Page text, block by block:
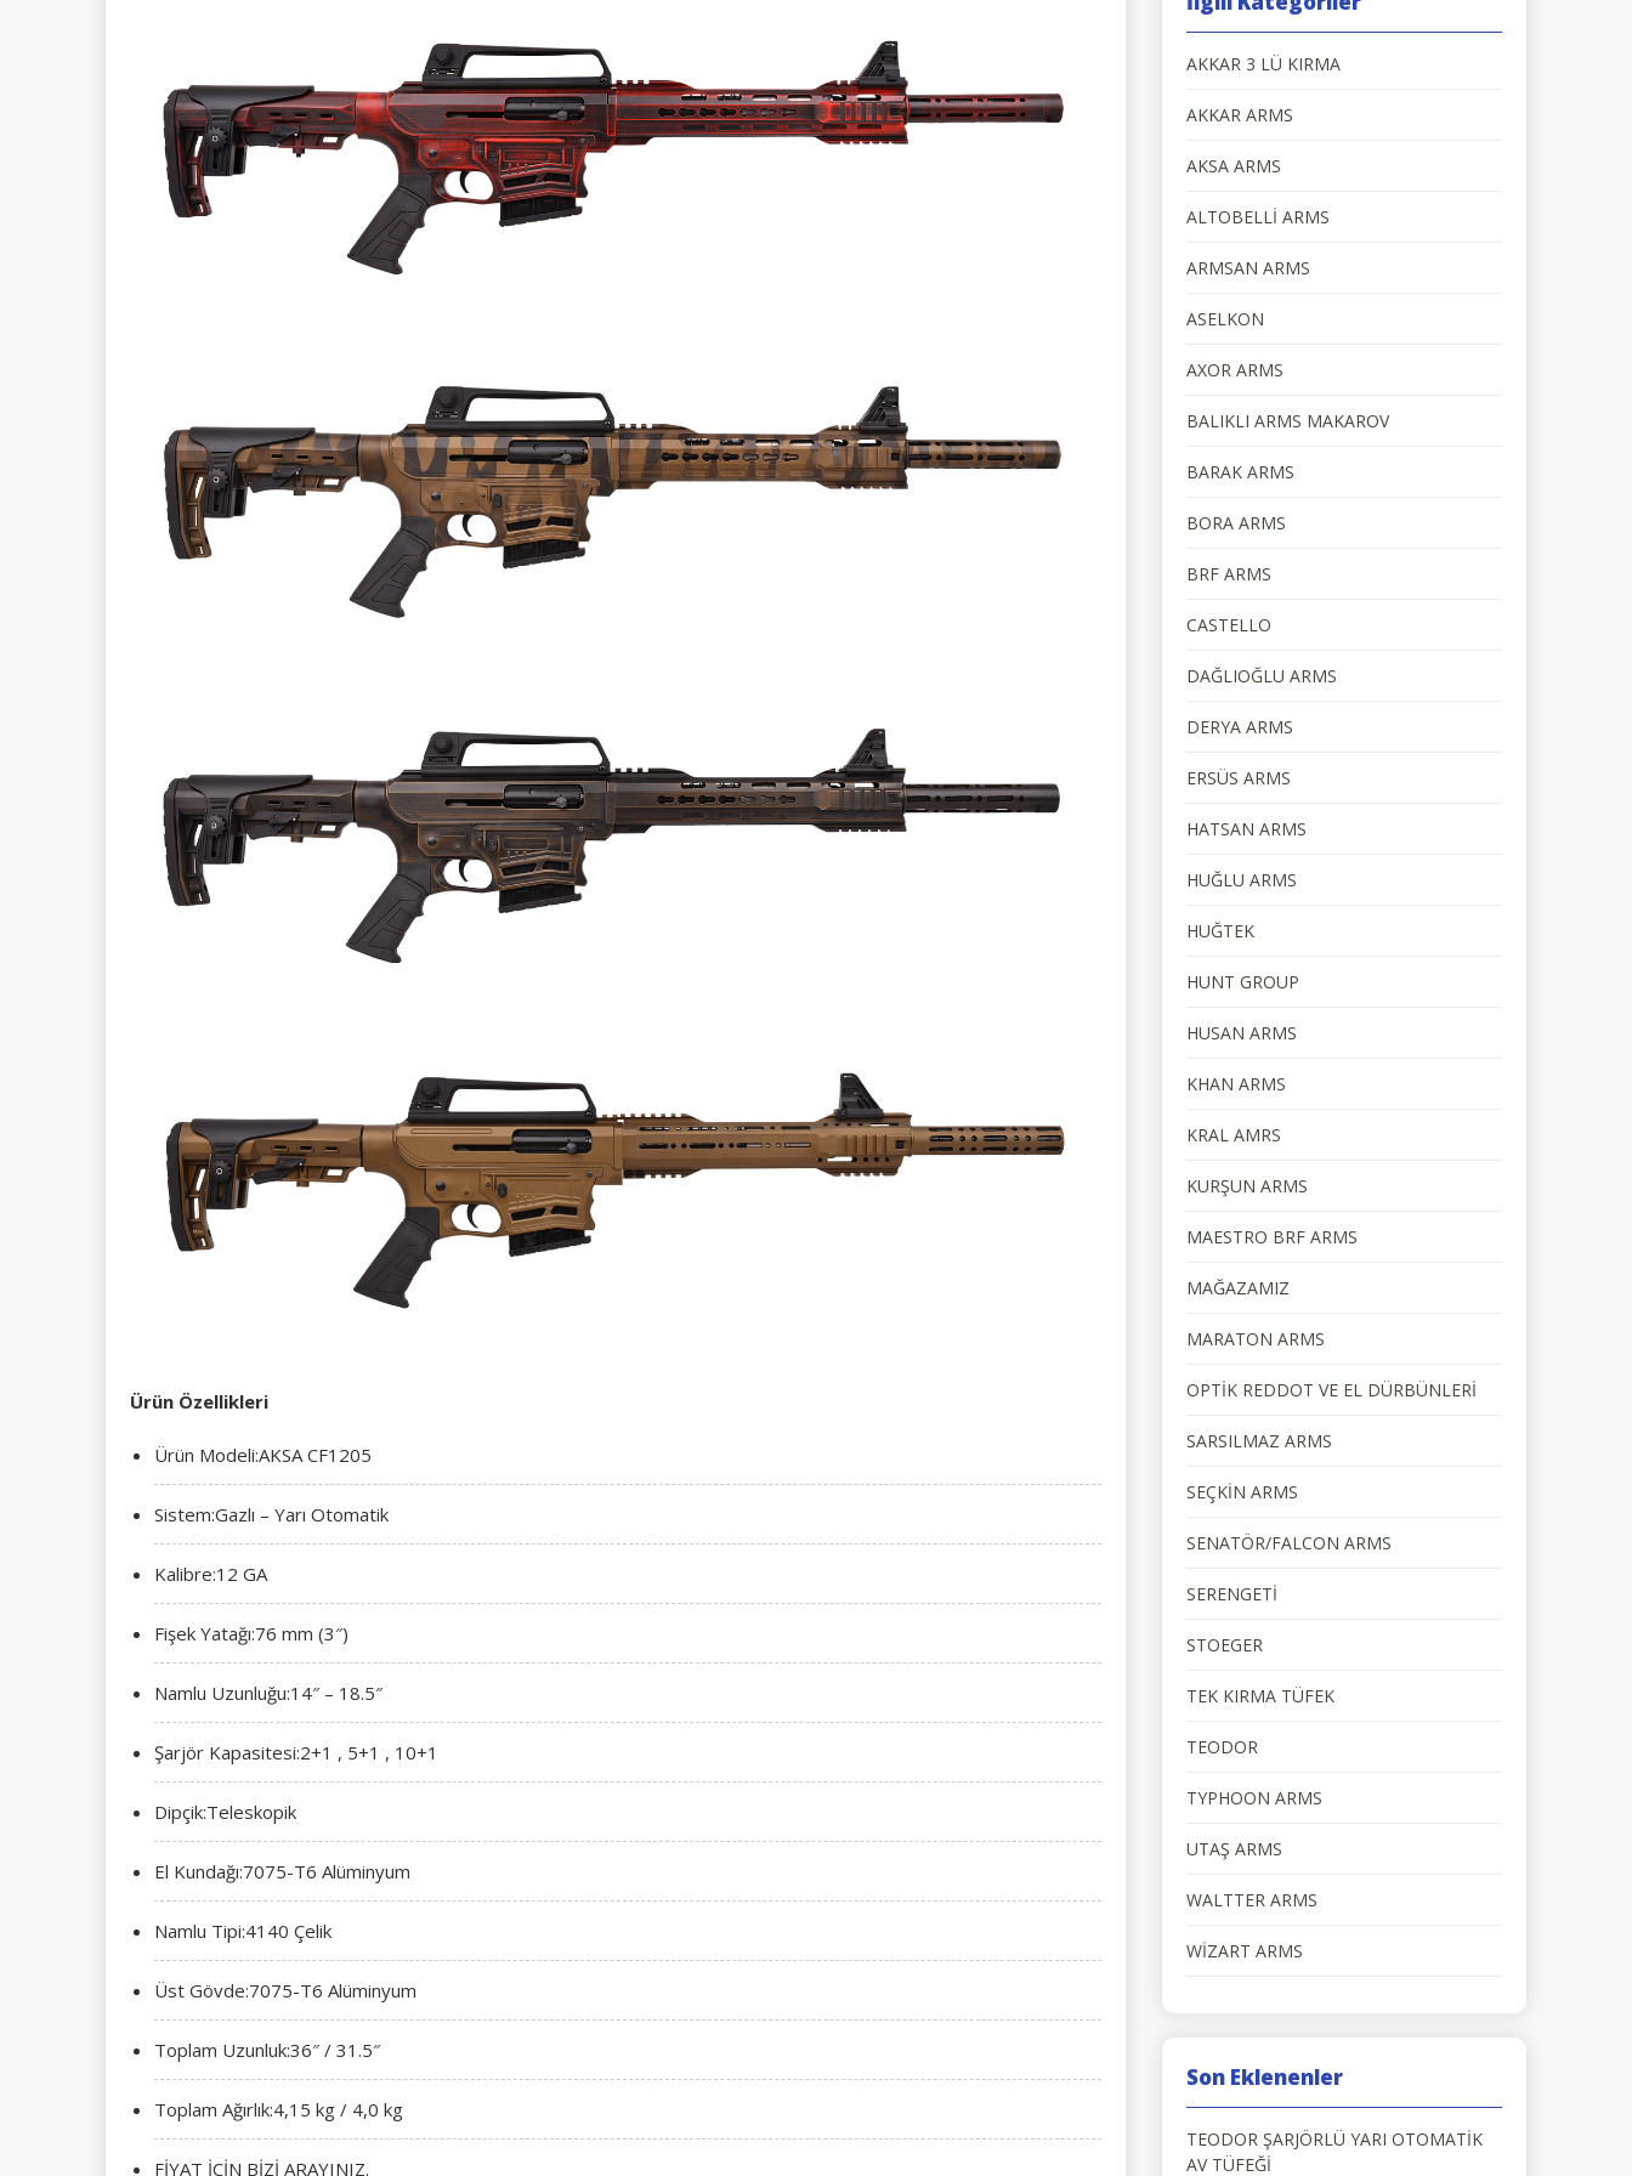
Ürün Özellikleri
Ürün Modeli:AKSA CF1205
Sistem:Gazlı – Yarı Otomatik
Kalibre:12 GA
Fişek Yatağı:76 mm (3″)
Namlu Uzunluğu:14″ – 18.5″
Şarjör Kapasitesi:2+1 , 5+1 , 10+1
Dipçik:Teleskopik
El Kundağı:7075-T6 Alüminyum
Namlu Tipi:4140 Çelik
Üst Gövde:7075-T6 Alüminyum
Toplam Uzunluk:36″ / 31.5″
Toplam Ağırlık:4,15 kg / 4,0 kg
FİYAT İÇİN BİZİ ARAYINIZ.
AKKAR 3 LÜ KIRMA
AKKAR ARMS
AKSA ARMS
ALTOBELLİ ARMS
ARMSAN ARMS
ASELKON
AXOR ARMS
BALIKLI ARMS MAKAROV
BARAK ARMS
BORA ARMS
BRF ARMS
CASTELLO
DAĞLIOĞLU ARMS
DERYA ARMS
ERSÜS ARMS
HATSAN ARMS
HUĞLU ARMS
HUĞTEK
HUNT GROUP
HUSAN ARMS
KHAN ARMS
KRAL AMRS
KURŞUN ARMS
MAESTRO BRF ARMS
MAĞAZAMIZ
MARATON ARMS
OPTİK REDDOT VE EL DÜRBÜNLERİ
SARSILMAZ ARMS
SEÇKİN ARMS
SENATÖR/FALCON ARMS
SERENGETİ
STOEGER
TEK KIRMA TÜFEK
TEODOR
TYPHOON ARMS
UTAŞ ARMS
WALTTER ARMS
WİZART ARMS
Son Eklenenler
TEODOR ŞARJÖRLÜ YARI OTOMATİK
AV TÜFEĞİ